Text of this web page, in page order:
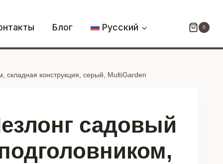
Блог Русский 0
складная конструкция, серый, MultiGarden
садовый
садовый
подголовником,
конструкция,